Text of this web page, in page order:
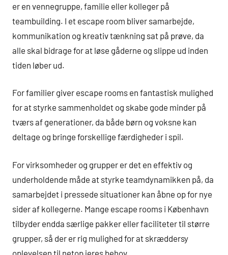
er en vennegruppe, familie eller kolleger på
teambuilding. I et escape room bliver samarbejde,
kommunikation og kreativ tænkning sat på prøve, da
alle skal bidrage for at løse gåderne og slippe ud inden
tiden løber ud.
For familier giver escape rooms en fantastisk mulighed
for at styrke sammenholdet og skabe gode minder på
tværs af generationer, da både børn og voksne kan
deltage og bringe forskellige færdigheder i spil.
For virksomheder og grupper er det en effektiv og
underholdende måde at styrke teamdynamikken på, da
samarbejdet i pressede situationer kan åbne op for nye
sider af kollegerne. Mange escape rooms i København
tilbyder endda særlige pakker eller faciliteter til større
grupper, så der er rig mulighed for at skræddersy
oplevelsen til netop jeres behov.